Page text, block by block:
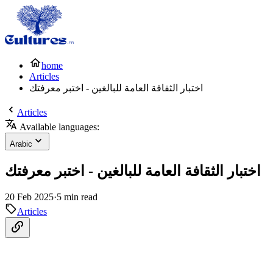
home
Articles
اختبار الثقافة العامة للبالغين - اختبر معرفتك
Articles
Available languages:
Arabic
اختبار الثقافة العامة للبالغين - اختبر معرفتك
20 Feb 2025·5 min read
Articles